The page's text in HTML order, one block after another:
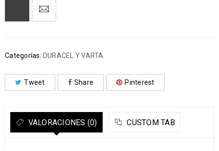
Categorías: DURACEL Y VARTA
Tweet Share Pinterest
VALORACIONES (0) CUSTOM TAB